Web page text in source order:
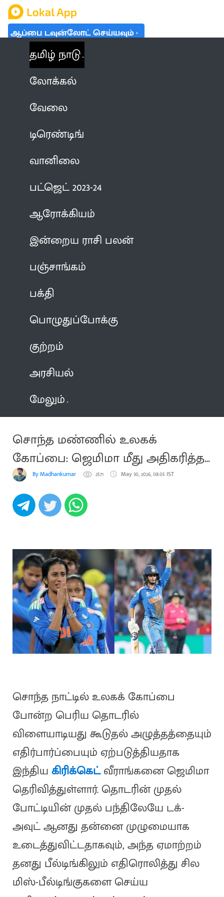
ஆப்பை டவுன்லோட் செய்யவும்
தமிழ் நாடு
லோக்கல்
வேலை
டிரெண்டிங்
வானிலை
பட்ஜெட் 2023-24
ஆரோக்கியம்
இன்றைய ராசி பலன்
பஞ்சாங்கம்
பக்தி
பொழுதுப்போக்கு
குற்றம்
அரசியல்
மேலும்
சொந்த மண்ணில் உலகக்
கோப்பை: ஜெமிமா மீது அதிகரித்த
அழுத்தம்
By Madhankumar 2571 May 30, 2026, 08:05 IST
சொந்த நாட்டில் உலகக் கோப்பை
போன்ற பெரிய தொடரில்
விளையாடியது கூடுதல் அழுத்தத்தையும்
எதிர்பார்ப்பையும் ஏற்படுத்தியதாக
இந்தியகிரிக்கெட்வீராங்கனை ஜெமிமா
தெரிவித்துள்ளார். தொடரின் முதல்
போட்டியின் முதல் பந்திலேயே டக்-
அவுட் ஆனது தன்னை முழுமையாக
உடைத்துவிட்டதாகவும், அந்த ஏமாற்றம்
தனது பீல்டிங்கிலும் எதிரொலித்து சில
மிஸ்-பீல்டிங்குகளை செய்ய